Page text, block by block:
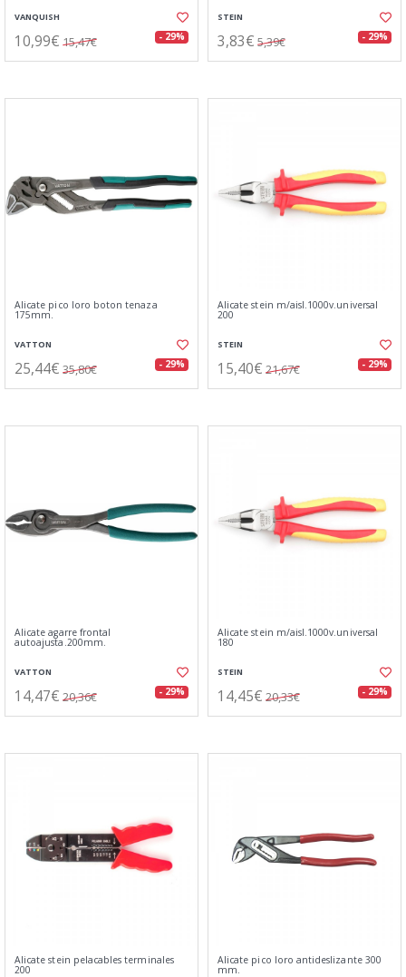
VANQUISH
10,99€ 15,47€ - 29%
STEIN
3,83€ 5,39€ - 29%
Alicate pico loro boton tenaza
175mm.
VATTON
25,44€ 35,80€ - 29%
Alicate stein m/aisl.1000v.universal
200
STEIN
15,40€ 21,67€ - 29%
Alicate agarre frontal
autoajusta.200mm.
VATTON
14,47€ 20,36€ - 29%
Alicate stein m/aisl.1000v.universal
180
STEIN
14,45€ 20,33€ - 29%
Alicate stein pelacables terminales
200
Alicate pico loro antideslizante 300
mm.